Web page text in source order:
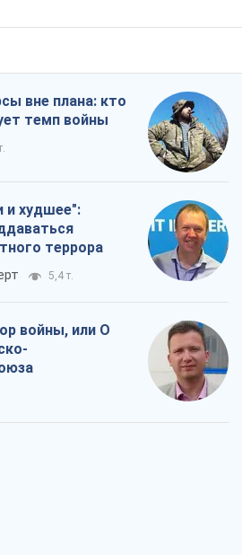
вне плана: кто
темп войны
и худшее":
террора
5,4 т.
войны, или О